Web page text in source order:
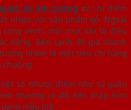
áo âm tường có ưu điểm
so với sản phẩm gỗ. Ngoài
vênh, mối mọt khi bị điều
động. Bên cạnh đó giá thành
nhôm là một tiêu chí hàng
số nhược điểm như tủ quần
thường có độ bền thấp hơn
mẫu mã.